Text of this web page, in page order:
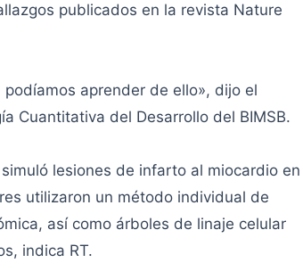
publicados en la revista Nature
aprender de ello», dijo el
Cuantitativa del Desarrollo del BIMSB.
lesiones de infarto al miocardio en
utilizaron un método individual de
así como árboles de linaje celular
indica RT.